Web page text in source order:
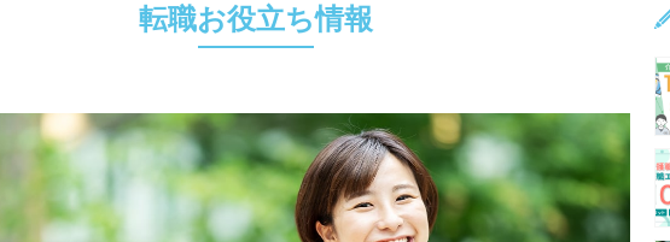
転職お役立ち情報